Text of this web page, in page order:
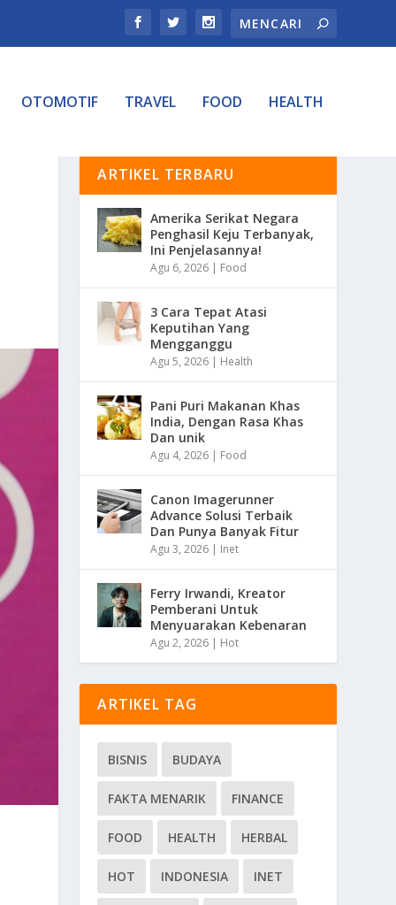
OTOMOTIF TRAVEL FOOD HEALTH
ARTIKEL TERBARU
Amerika Serikat Negara
Penghasil Keju Terbanyak,
Ini Penjelasannya!
Agu 6, 2026 | Food
3 Cara Tepat Atasi
Keputihan Yang
Mengganggu
Agu 5, 2026 | Health
Pani Puri Makanan Khas
India, Dengan Rasa Khas
Dan unik
Agu 4, 2026 | Food
Canon Imagerunner
Advance Solusi Terbaik
Dan Punya Banyak Fitur
Agu 3, 2026 | Inet
Ferry Irwandi, Kreator
Pemberani Untuk
Menyuarakan Kebenaran
Agu 2, 2026 | Hot
ARTIKEL TAG
BISNIS BUDAYA
FAKTA MENARIK FINANCE
FOOD HEALTH HERBAL
HOT INDONESIA INET